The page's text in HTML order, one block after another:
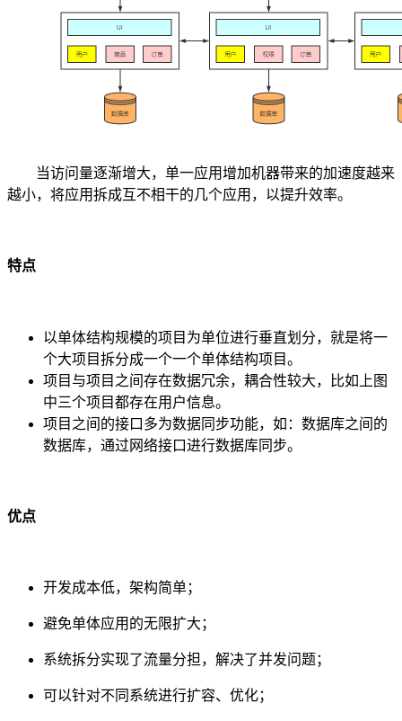
当访问量逐渐增大，单一应用增加机器带来的加速度越来
越小，将应用拆成互不相干的几个应用，以提升效率。
特点
以单体结构规模的项目为单位进行垂直划分，就是将一
个大项目拆分成一个一个单体结构项目。
项目与项目之间存在数据冗余，耦合性较大，比如上图
中三个项目都存在用户信息。
项目之间的接口多为数据同步功能，如：数据库之间的
数据库，通过网络接口进行数据库同步。
优点
开发成本低，架构简单；
避免单体应用的无限扩大；
系统拆分实现了流量分担，解决了并发问题；
可以针对不同系统进行扩容、优化；